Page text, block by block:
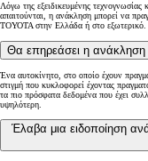
Λόγω της εξειδικευμένης
απαιτούνται, η ανάκληση μπορεί να
ΤΟΥΟΤΑ στην Ελλάδα ή στο εξωτερικό.
Θα επηρεάσει η ανάκληση
Ένα αυτοκίνητο, στο οποίο έχουν
στιγμή που κυκλοφορεί έχοντας
τα πιο πρόσφατα δεδομένα που έχει
υψηλότερη.
Έλαβα μια ειδοποίηση